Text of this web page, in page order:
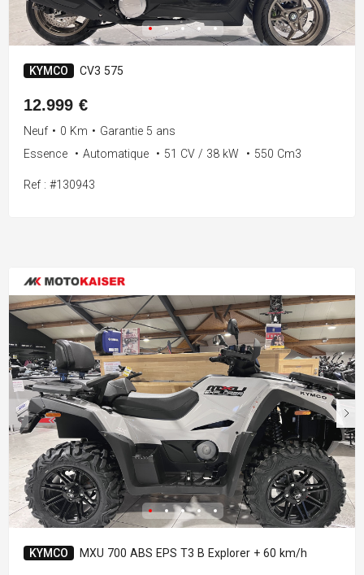
KYMCO CV3 575
12.999 €
Neuf • 0 Km • Garantie 5 ans
Essence
• Automatique • 51 CV / 38 kW • 550 Cm3
Ref : #130943
KYMCO MXU 700 ABS EPS T3 B Explorer + 60 km/h